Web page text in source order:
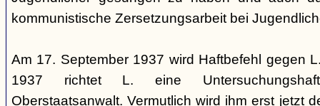
kommunistische Zersetzungsarbeit bei
Am 17. September 1937 wird Haftbefehl gegen
1937 richtet L. eine
Oberstaatsanwalt. Vermutlich wird ihm erst jetzt